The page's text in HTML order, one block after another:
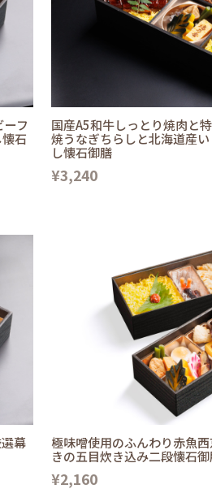
フ
石
国産A5和牛しっとり焼肉と
焼うなぎちらしと北海道産
し懐石御膳
¥3,240
幕
極味噌使用のふんわり赤魚
きの五目炊き込み二段懐石
¥2,160